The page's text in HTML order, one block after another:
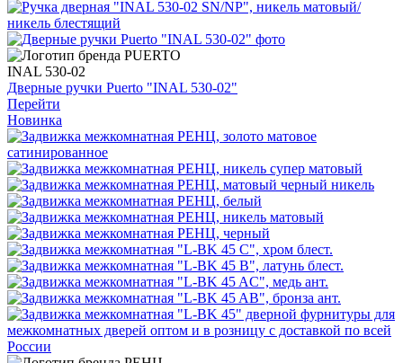
INAL 530-02
Дверные ручки Puerto "INAL 530-02"
Перейти
Новинка